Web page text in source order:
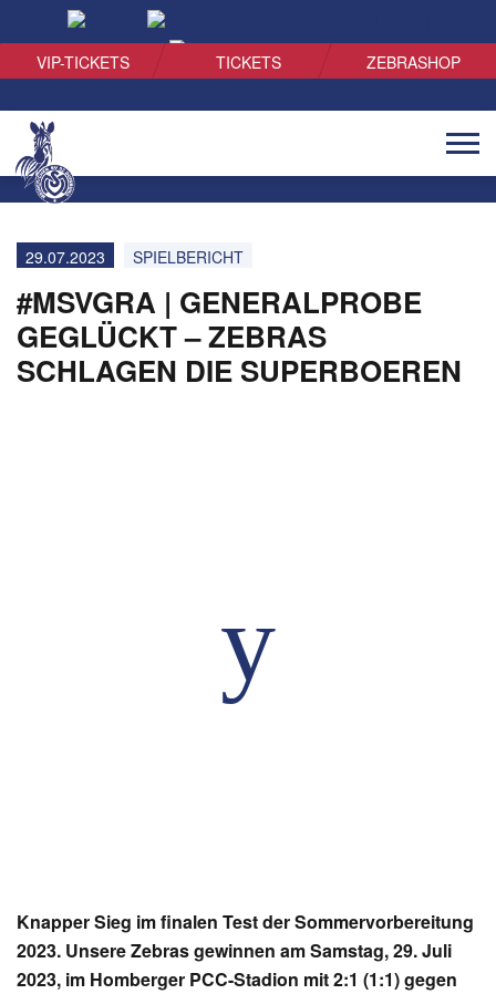
VIP-TICKETS TICKETS ZEBRASHOP
29.07.2023 SPIELBERICHT
#MSVGRA | GENERALPROBE
GEGLÜCKT – ZEBRAS
SCHLAGEN DIE SUPERBOEREN
Knapper Sieg im finalen Test der Sommervorbereitung
2023. Unsere Zebras gewinnen am Samstag, 29. Juli
2023, im Homberger PCC-Stadion mit 2:1 (1:1) gegen